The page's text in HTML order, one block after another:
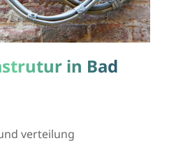
in Bad
verteilung